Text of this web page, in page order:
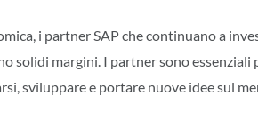
i partner SAP che continuano a
solidi margini. I partner sono essenziali
sviluppare e portare nuove idee sul